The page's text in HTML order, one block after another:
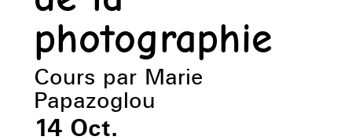
photographie
Cours par Marie
Papazoglou
14 Oct.